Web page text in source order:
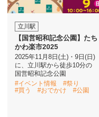
立川駅
【国営昭和記念公園】たち
かわ楽市2025
2025年11月8日(土)・9日(日)
に、立川駅から徒歩10分の
国営昭和記念公園
#イベント情報
#祭り
#買う
#おでかけ #公園